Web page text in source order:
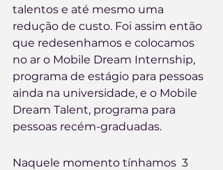
talentos e até mesmo uma
redução de custo. Foi assim então
que redesenhamos e colocamos
no ar o Mobile Dream Internship,
programa de estágio para pessoas
ainda na universidade, e o Mobile
Dream Talent, programa para
pessoas recém-graduadas.
Naquele momento tínhamos  3